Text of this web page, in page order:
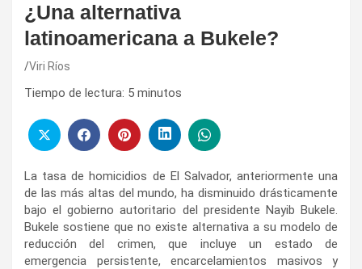
¿Una alternativa
latinoamericana a Bukele?
Viri Ríos
Tiempo de lectura: 5 minutos
La tasa de homicidios de El Salvador, anteriormente una
de las más altas del mundo, ha disminuido drásticamente
bajo el gobierno autoritario del presidente Nayib Bukele.
Bukele sostiene que no existe alternativa a su modelo de
reducción del crimen, que incluye un estado de
emergencia persistente, encarcelamientos masivos y